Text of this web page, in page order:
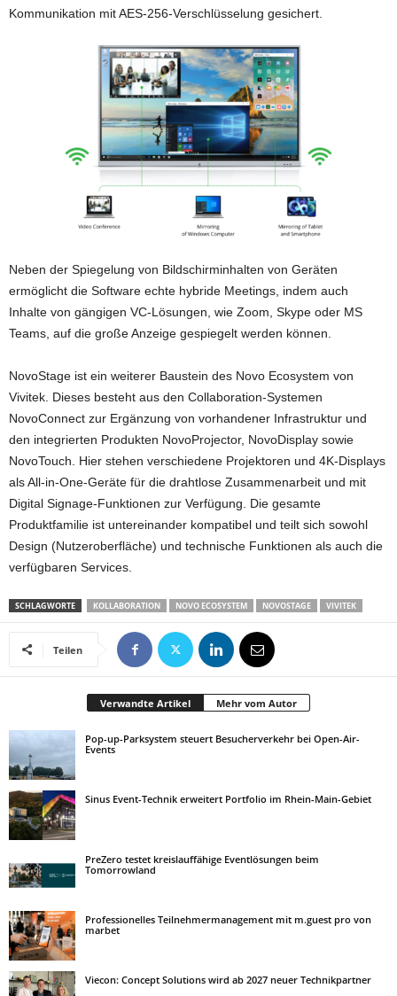
Kommunikation mit AES-256-Verschlüsselung gesichert.
Neben der Spiegelung von Bildschirminhalten von Geräten
ermöglicht die Software echte hybride Meetings, indem auch
Inhalte von gängigen VC-Lösungen, wie Zoom, Skype oder MS
Teams, auf die große Anzeige gespiegelt werden können.
NovoStage ist ein weiterer Baustein des Novo Ecosystem von
Vivitek. Dieses besteht aus den Collaboration-Systemen
NovoConnect zur Ergänzung von vorhandener Infrastruktur und
den integrierten Produkten NovoProjector, NovoDisplay sowie
NovoTouch. Hier stehen verschiedene Projektoren und 4K-Displays
als All-in-One-Geräte für die drahtlose Zusammenarbeit und mit
Digital Signage-Funktionen zur Verfügung. Die gesamte
Produktfamilie ist untereinander kompatibel und teilt sich sowohl
Design (Nutzeroberfläche) und technische Funktionen als auch die
verfügbaren Services.
SCHLAGWORTE KOLLABORATION NOVO ECOSYSTEM NOVOSTAGE VIVITEK
Teilen
Verwandte Artikel Mehr vom Autor
Pop-up-Parksystem steuert Besucherverkehr bei Open-Air-
Events
Sinus Event-Technik erweitert Portfolio im Rhein-Main-Gebiet
PreZero testet kreislauffähige Eventlösungen beim
Tomorrowland
Professionelles Teilnehmermanagement mit m.guest pro von
marbet
Viecon: Concept Solutions wird ab 2027 neuer Technikpartner